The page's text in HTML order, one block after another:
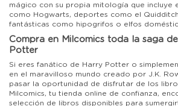
mágico con su propia mitología que incluye
como Hogwarts, deportes como el
fantásticas como hipogrifos o elfos
Compra en Milcomics toda la saga
Potter
Si eres fanático de Harry Potter o
en el maravilloso mundo creado por J.K.
pasar la oportunidad de disfrutar de los
Milcomics, tu tienda online de confianza,
selección de libros disponibles para